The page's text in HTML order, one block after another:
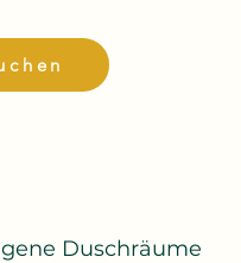
Duschräume